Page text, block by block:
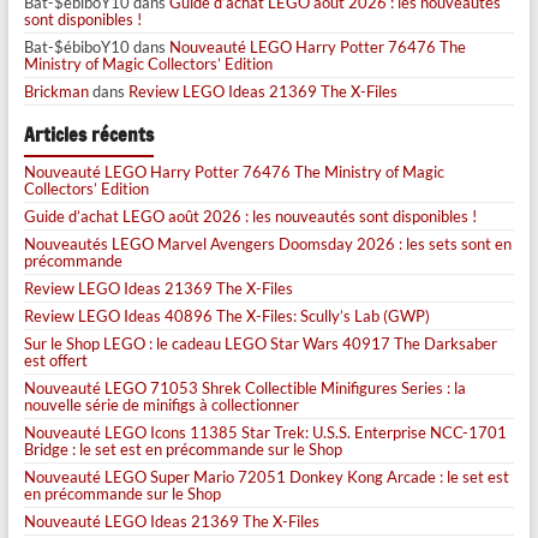
sont disponibles !
Bat-$ébiboY10dans Nouveauté LEGO Harry Potter 76476 The
Ministry of Magic Collectors’ Edition
Brickmandans Review LEGO Ideas 21369 The X-Files
Articles récents
Nouveauté LEGO Harry Potter 76476 The Ministry of Magic
Collectors’ Edition
Guide d’achat LEGO août 2026 : les nouveautés sont disponibles !
Nouveautés LEGO Marvel Avengers Doomsday 2026 : les sets sont en
précommande
Review LEGO Ideas 21369 The X-Files
Review LEGO Ideas 40896 The X-Files: Scully’s Lab (GWP)
Sur le Shop LEGO : le cadeau LEGO Star Wars 40917 The Darksaber
est offert
Nouveauté LEGO 71053 Shrek Collectible Minifigures Series : la
nouvelle série de minifigs à collectionner
Nouveauté LEGO Icons 11385 Star Trek: U.S.S. Enterprise NCC-1701
Bridge : le set est en précommande sur le Shop
Nouveauté LEGO Super Mario 72051 Donkey Kong Arcade : le set est
en précommande sur le Shop
Nouveauté LEGO Ideas 21369 The X-Files